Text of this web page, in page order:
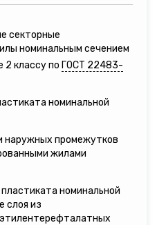
секторные
номинальным сечением
классу по ГОСТ 22483-
номинальной
наружных промежутков
жилами
номинальной
слоя из